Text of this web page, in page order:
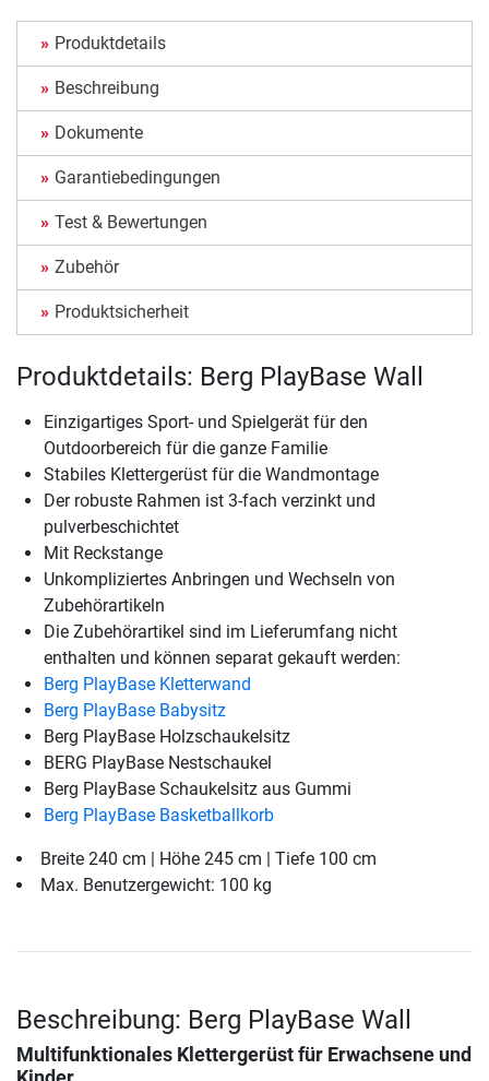
Produktdetails
Beschreibung
Dokumente
Garantiebedingungen
Test & Bewertungen
Zubehör
Produktsicherheit
Produktdetails: Berg PlayBase Wall
Einzigartiges Sport- und Spielgerät für den
Outdoorbereich für die ganze Familie
Stabiles Klettergerüst für die Wandmontage
Der robuste Rahmen ist 3-fach verzinkt und
pulverbeschichtet
Mit Reckstange
Unkompliziertes Anbringen und Wechseln von
Zubehörartikeln
Die Zubehörartikel sind im Lieferumfang nicht
enthalten und können separat gekauft werden:
Berg PlayBase Kletterwand
Berg PlayBase Babysitz
Berg PlayBase Holzschaukelsitz
BERG PlayBase Nestschaukel
Berg PlayBase Schaukelsitz aus Gummi
Berg PlayBase Basketballkorb
Breite 240 cm | Höhe 245 cm | Tiefe 100 cm
Max. Benutzergewicht: 100 kg
Beschreibung: Berg PlayBase Wall
Multifunktionales Klettergerüst für Erwachsene und